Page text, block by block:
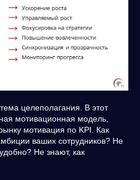
целеполагания. В этот
мотивационная модель,
мотивация по KPI. Как
ваших сотрудников? Не
Не знают, как